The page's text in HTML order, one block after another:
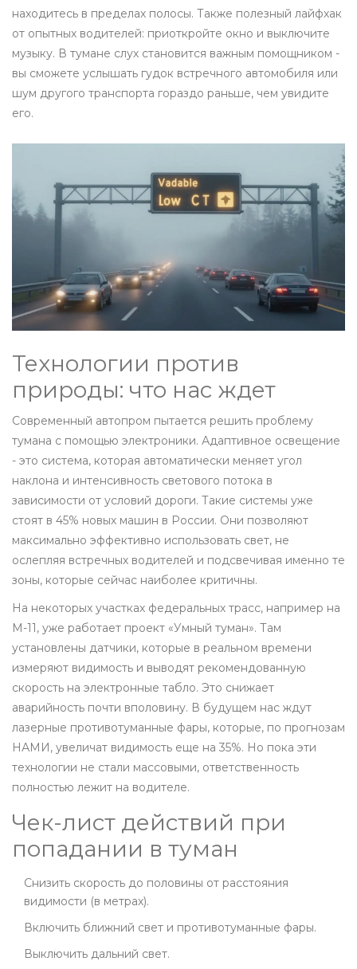
находитесь в пределах полосы. Также полезный лайфхак
от опытных водителей: приоткройте окно и выключите
музыку. В тумане слух становится важным помощником -
вы сможете услышать гудок встречного автомобиля или
шум другого транспорта гораздо раньше, чем увидите
его.
Технологии против
природы: что нас ждет
Современный автопром пытается решить проблему
тумана с помощью электроники. Адаптивное освещение
- это система, которая автоматически меняет угол
наклона и интенсивность светового потока в
зависимости от условий дороги. Такие системы уже
стоят в 45% новых машин в России. Они позволяют
максимально эффективно использовать свет, не
ослепляя встречных водителей и подсвечивая именно те
зоны, которые сейчас наиболее критичны.
На некоторых участках федеральных трасс, например на
М-11, уже работает проект «Умный туман». Там
установлены датчики, которые в реальном времени
измеряют видимость и выводят рекомендованную
скорость на электронные табло. Это снижает
аварийность почти вполовину. В будущем нас ждут
лазерные противотуманные фары, которые, по прогнозам
НАМИ, увеличат видимость еще на 35%. Но пока эти
технологии не стали массовыми, ответственность
полностью лежит на водителе.
Чек-лист действий при
попадании в туман
Снизить скорость до половины от расстояния
видимости (в метрах).
Включить ближний свет и противотуманные фары.
Выключить дальний свет.